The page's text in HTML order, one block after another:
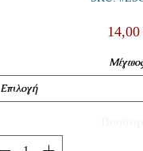
14,00
Επιλογή